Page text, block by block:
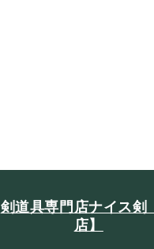
剣道具専門店ナイス剣
店】